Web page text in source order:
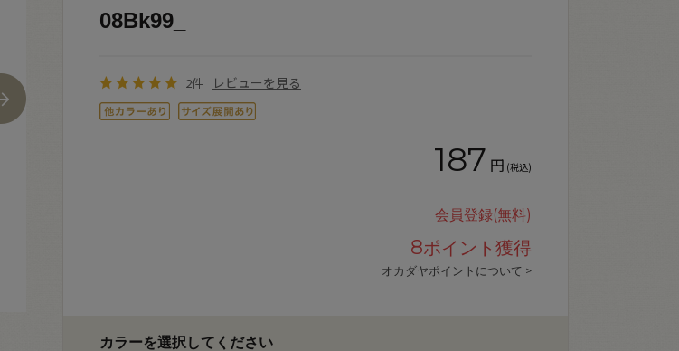
08Bk99_
2件 レビューを見る
187 円 (税込)
会員登録(無料)
8ポイント獲得
オカダヤポイントについて >
カラーを選択してください